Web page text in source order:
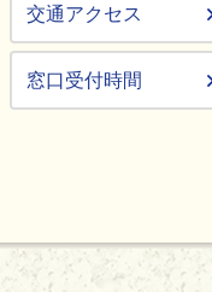
交通アクセス
窓口受付時間